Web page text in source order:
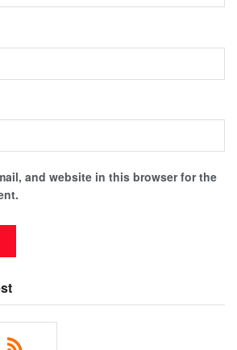
and website in this browser for the